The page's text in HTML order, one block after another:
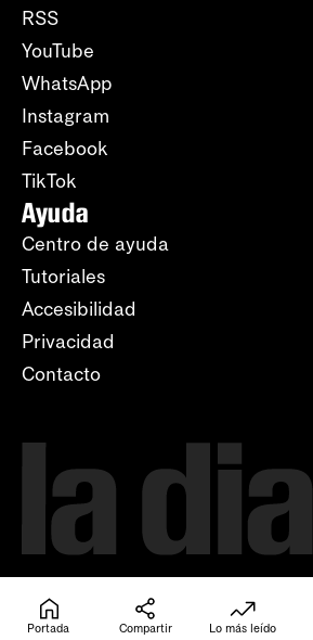
RSS
YouTube
WhatsApp
Instagram
Facebook
TikTok
Ayuda
Centro de ayuda
Tutoriales
Accesibilidad
Privacidad
Contacto
Portada Compartir Lo más leído